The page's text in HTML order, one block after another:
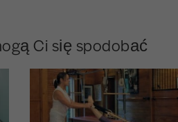
Ci się spodobać